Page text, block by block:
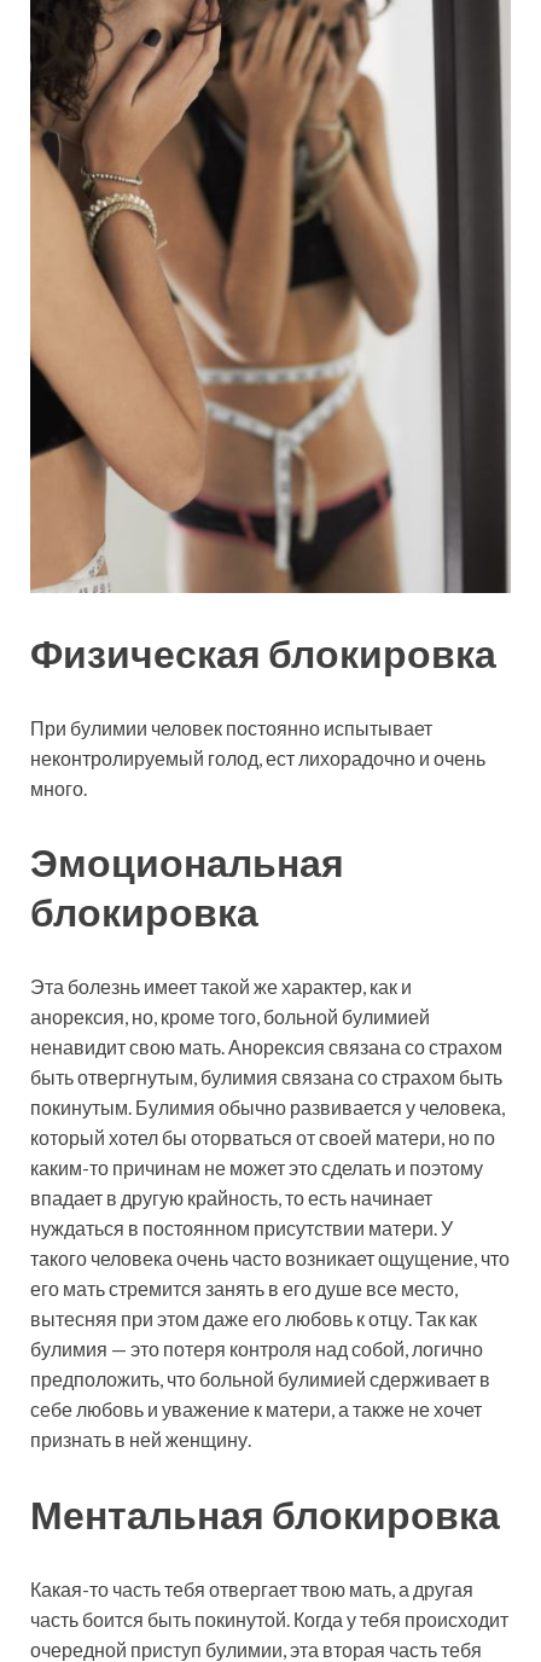
Физическая блокировка
При булимии человек постоянно испытывает
неконтролируемый голод, ест лихорадочно и очень
много.
Эмоциональная
блокировка
Эта болезнь имеет такой же характер, как и
анорексия, но, кроме того, больной булимией
ненавидит свою мать. Анорексия связана со страхом
быть отвергнутым, булимия связана со страхом быть
покинутым. Булимия обычно развивается у человека,
который хотел бы оторваться от своей матери, но по
каким-то причинам не может это сделать и поэтому
впадает в другую крайность, то есть начинает
нуждаться в постоянном присутствии матери. У
такого человека очень часто возникает ощущение, что
его мать стремится занять в его душе все место,
вытесняя при этом даже его любовь к отцу. Так как
булимия — это потеря контроля над собой, логично
предположить, что больной булимией сдерживает в
себе любовь и уважение к матери, а также не хочет
признать в ней женщину.
Ментальная блокировка
Какая-то часть тебя отвергает твою мать, а другая
часть боится быть покинутой. Когда у тебя происходит
очередной приступ булимии, эта вторая часть тебя